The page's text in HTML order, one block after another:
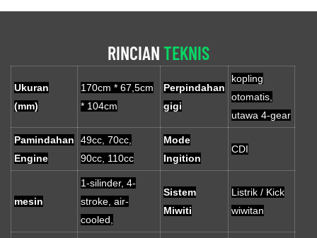
RINCIANTEKNIS
Ukuran
(mm)
170cm * 67,5cm
* 104cm
Perpindahan
gigi
kopling
otomatis,
utawa 4-gear
Pamindahan
Engine
49cc, 70cc,
90cc, 110cc
Mode
Ingition
CDI
mesin
1-silinder, 4-
stroke, air-
cooled,
Sistem
Miwiti
Listrik / Kick
wiwitan